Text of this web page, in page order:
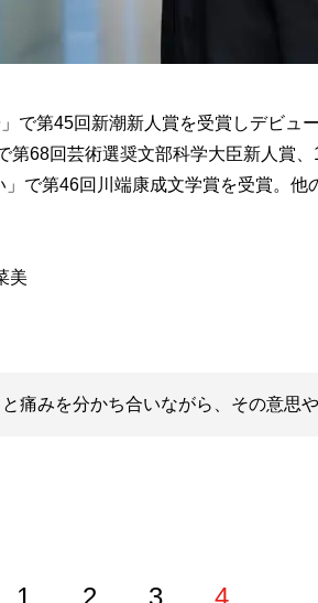
で第45回新潮新人賞を受賞しデビュ
第68回芸術選奨文部科学大臣新人賞
で第46回川端康成文学賞を受賞。他
美
痛みを分かち合いながら、その意思
1 2 3 4